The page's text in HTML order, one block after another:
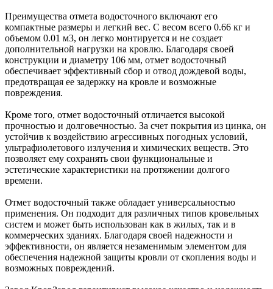
Преимущества отмета водосточного включают его
компактные размеры и легкий вес. С весом всего 0.66 кг и
объемом 0.01 м3, он легко монтируется и не создает
дополнительной нагрузки на кровлю. Благодаря своей
конструкции и диаметру 106 мм, отмет водосточный
обеспечивает эффективный сбор и отвод дождевой воды,
предотвращая ее задержку на кровле и возможные
повреждения.
Кроме того, отмет водосточный отличается высокой
прочностью и долговечностью. За счет покрытия из цинка, он
устойчив к воздействию агрессивных погодных условий,
ультрафиолетового излучения и химических веществ. Это
позволяет ему сохранять свои функциональные и
эстетические характеристики на протяжении долгого
времени.
Отмет водосточный также обладает универсальностью
применения. Он подходит для различных типов кровельных
систем и может быть использован как в жилых, так и в
коммерческих зданиях. Благодаря своей надежности и
эффективности, он является незаменимым элементом для
обеспечения надежной защиты кровли от скопления воды и
возможных повреждений.